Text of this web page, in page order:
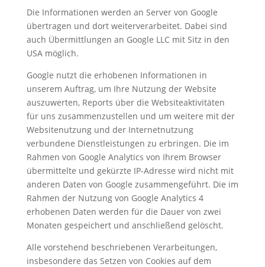
Die Informationen werden an Server von Google
übertragen und dort weiterverarbeitet. Dabei sind
auch Übermittlungen an Google LLC mit Sitz in den
USA möglich.
Google nutzt die erhobenen Informationen in
unserem Auftrag, um Ihre Nutzung der Website
auszuwerten, Reports über die Websiteaktivitäten
für uns zusammenzustellen und um weitere mit der
Websitenutzung und der Internetnutzung
verbundene Dienstleistungen zu erbringen. Die im
Rahmen von Google Analytics von Ihrem Browser
übermittelte und gekürzte IP-Adresse wird nicht mit
anderen Daten von Google zusammengeführt. Die im
Rahmen der Nutzung von Google Analytics 4
erhobenen Daten werden für die Dauer von zwei
Monaten gespeichert und anschließend gelöscht.
Alle vorstehend beschriebenen Verarbeitungen,
insbesondere das Setzen von Cookies auf dem